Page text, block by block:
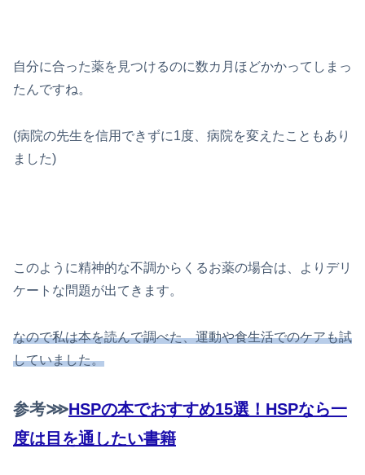
自分に合った薬を見つけるのに数カ月ほどかかってしまっ
たんですね。
(病院の先生を信用できずに1度、病院を変えたこともあり
ました)
このように精神的な不調からくるお薬の場合は、よりデリ
ケートな問題が出てきます。
なので私は本を読んで調べた、運動や食生活でのケアも試
していました。
参考⋙HSPの本でおすすめ15選！HSPなら一
度は目を通したい書籍